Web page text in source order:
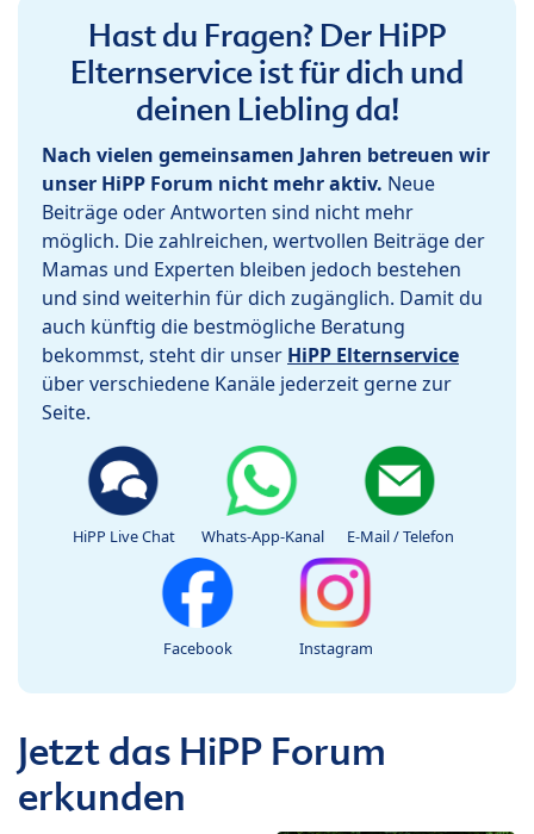
Hast du Fragen? Der HiPP
Elternservice ist für dich und
deinen Liebling da!
Nach vielen gemeinsamen Jahren betreuen wir
unser HiPP Forum nicht mehr aktiv. Neue
Beiträge oder Antworten sind nicht mehr
möglich. Die zahlreichen, wertvollen Beiträge der
Mamas und Experten bleiben jedoch bestehen
und sind weiterhin für dich zugänglich. Damit du
auch künftig die bestmögliche Beratung
bekommst, steht dir unser HiPP Elternservice
über verschiedene Kanäle jederzeit gerne zur
Seite.
HiPP Live Chat Whats-App-Kanal E-Mail / Telefon
Facebook Instagram
Jetzt das HiPP Forum
erkunden